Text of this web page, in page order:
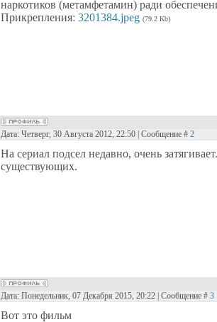
наркотиков (метамфетамин) ради
Прикрепления: 3201384.jpeg (79.2 Kb)
Дата: Четверг, 30 Августа 2012, 22:50 | Сообщение # 2
На сериал подсел недавно, очень
существующих.
Дата: Понедельник, 07 Декабря 2015, 20:22 | Сообщение # 3
Вот это фильм